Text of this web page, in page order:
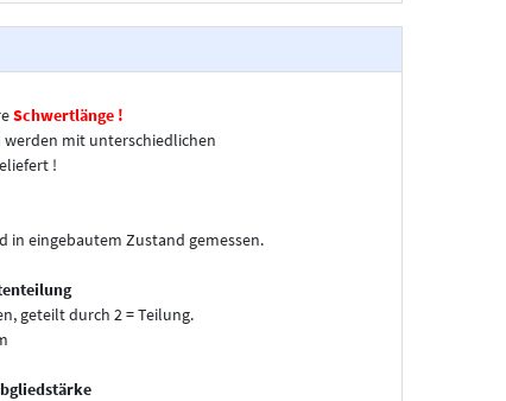
Schwertlänge !
werden mit unterschiedlichen
!
in eingebautem Zustand gemessen.
geteilt durch 2 = Teilung.